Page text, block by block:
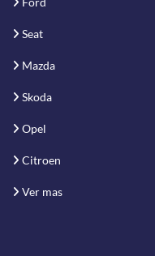
Seat
Mazda
Skoda
Opel
Citroen
Ver mas